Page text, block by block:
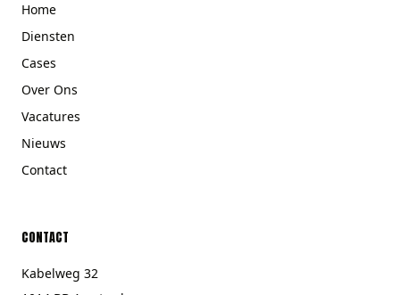
Home
Diensten
Cases
Over Ons
Vacatures
Nieuws
Contact
CONTACT
Kabelweg 32